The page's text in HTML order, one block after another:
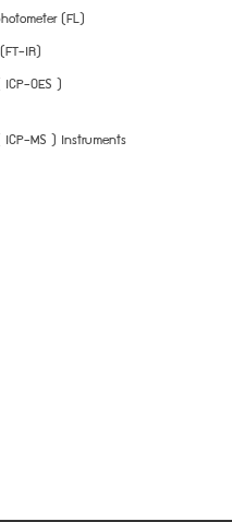
(FL)
IR)
OES )
MS ) Instruments